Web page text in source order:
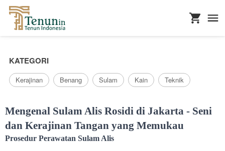
KATEGORI
Kerajinan Benang Sulam Kain Teknik
Mengenal Sulam Alis Rosidi di Jakarta - Seni
dan Kerajinan Tangan yang Memukau
Prosedur Perawatan Sulam Alis